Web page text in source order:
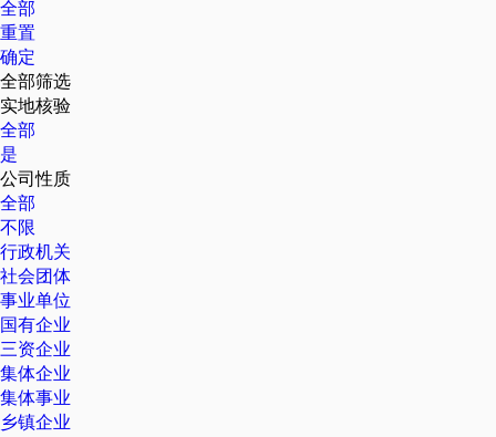
全部
重置
确定
全部筛选
实地核验
全部
是
公司性质
全部
不限
行政机关
社会团体
事业单位
国有企业
三资企业
集体企业
集体事业
乡镇企业